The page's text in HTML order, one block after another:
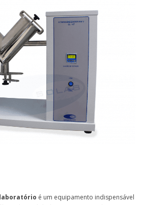
é um equipamento indispensável